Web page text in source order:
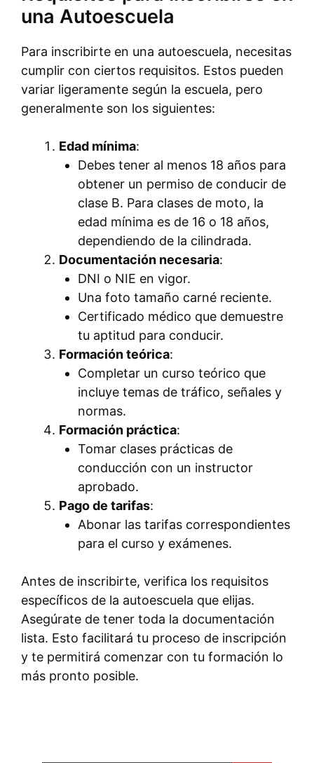
una Autoescuela
Para inscribirte en una autoescuela, necesitas
cumplir con ciertos requisitos. Estos pueden
variar ligeramente según la escuela, pero
generalmente son los siguientes:
Edad mínima:
Debes tener al menos 18 años para
obtener un permiso de conducir de
clase B. Para clases de moto, la
edad mínima es de 16 o 18 años,
dependiendo de la cilindrada.
Documentación necesaria:
DNI o NIE en vigor.
Una foto tamaño carné reciente.
Certificado médico que demuestre
tu aptitud para conducir.
Formación teórica:
Completar un curso teórico que
incluye temas de tráfico, señales y
normas.
Formación práctica:
Tomar clases prácticas de
conducción con un instructor
aprobado.
Pago de tarifas:
Abonar las tarifas correspondientes
para el curso y exámenes.
Antes de inscribirte, verifica los requisitos
específicos de la autoescuela que elijas.
Asegúrate de tener toda la documentación
lista. Esto facilitará tu proceso de inscripción
y te permitirá comenzar con tu formación lo
más pronto posible.